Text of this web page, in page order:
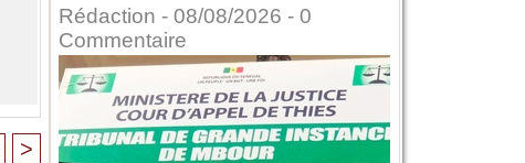
>
Rédaction - 08/08/2026 - 0
Commentaire